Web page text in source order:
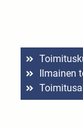
Ilmainen